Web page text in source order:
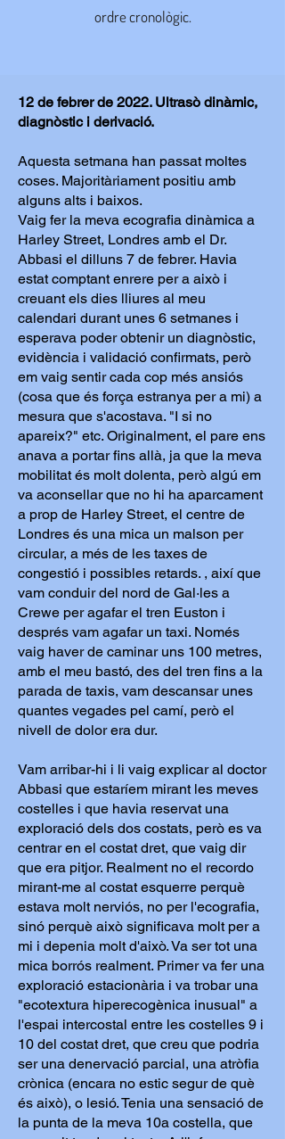
ordre cronològic.
12 de febrer de 2022. Ultrasò dinàmic,
diagnòstic i derivació.
Aquesta setmana han passat moltes
coses. Majoritàriament positiu amb
alguns alts i baixos.
Vaig fer la meva ecografia dinàmica a
Harley Street, Londres amb el Dr.
Abbasi el dilluns 7 de febrer. Havia
estat comptant enrere per a això i
creuant els dies lliures al meu
calendari durant unes 6 setmanes i
esperava poder obtenir un diagnòstic,
evidència i validació confirmats, però
em vaig sentir cada cop més ansiós
(cosa que és força estranya per a mi) a
mesura que s'acostava. "I si no
apareix?" etc. Originalment, el pare ens
anava a portar fins allà, ja que la meva
mobilitat és molt dolenta, però algú em
va aconsellar que no hi ha aparcament
a prop de Harley Street, el centre de
Londres és una mica un malson per
circular, a més de les taxes de
congestió i possibles retards. , així que
vam conduir del nord de Gal·les a
Crewe per agafar el tren Euston i
després vam agafar un taxi. Només
vaig haver de caminar uns 100 metres,
amb el meu bastó, des del tren fins a la
parada de taxis, vam descansar unes
quantes vegades pel camí, però el
nivell de dolor era dur.
Vam arribar-hi i li vaig explicar al doctor
Abbasi que estaríem mirant les meves
costelles i que havia reservat una
exploració dels dos costats, però es va
centrar en el costat dret, que vaig dir
que era pitjor. Realment no el recordo
mirant-me al costat esquerre perquè
estava molt nerviós, no per l'ecografia,
sinó perquè això significava molt per a
mi i depenia molt d'això. Va ser tot una
mica borrós realment. Primer va fer una
exploració estacionària i va trobar una
"ecotextura hiperecogènica inusual" a
l'espai intercostal entre les costelles 9 i
10 del costat dret, que creu que podria
ser una denervació parcial, una atròfia
crònica (encara no estic segur de què
és això), o lesió. Tenia una sensació de
la punta de la meva 10a costella, que